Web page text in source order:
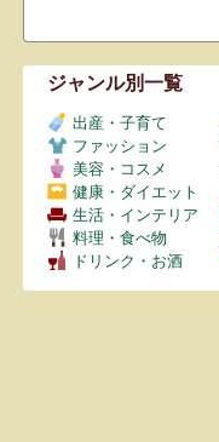
ジャンル別一覧
出産・子育て
ファッション
美容・コスメ
健康・ダイエット
生活・インテリア
料理・食べ物
ドリンク・お酒